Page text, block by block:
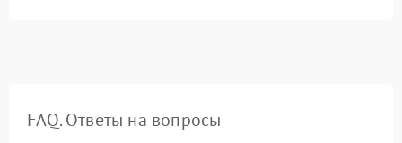
FAQ. Ответы на вопросы